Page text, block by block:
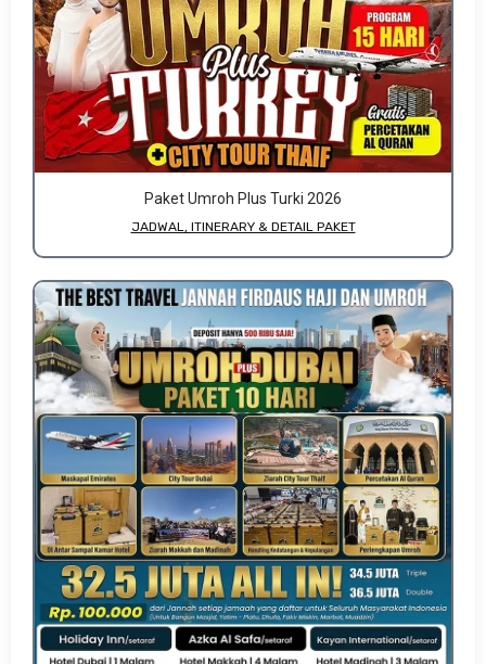
Paket Umroh Plus Turki 2026
JADWAL, ITINERARY & DETAIL PAKET